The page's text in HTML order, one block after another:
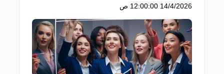
14/4/2026 12:00:00 ص